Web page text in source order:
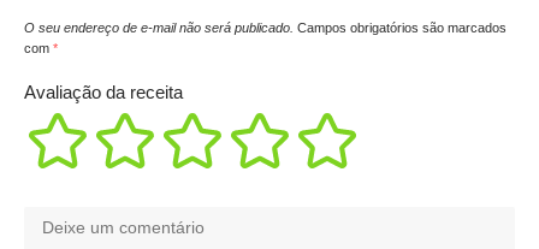
O seu endereço de e-mail não será publicado. Campos obrigatórios são marcados
com *
Avaliação da receita